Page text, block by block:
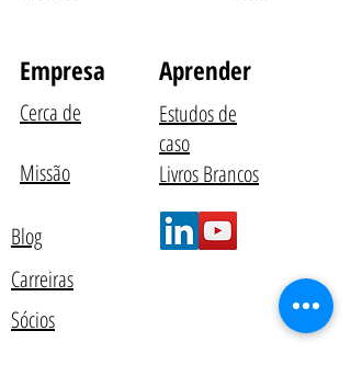
Empresa Aprender
Cerca de
Estudos de
caso
Missão
Livros Brancos
Blog
Carreiras
Sócios